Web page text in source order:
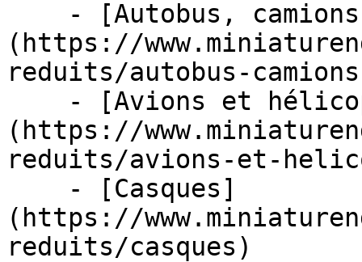
(https://
reduits/autobus-
(https://
reduits/avions-et-
(https://
reduits/casques)